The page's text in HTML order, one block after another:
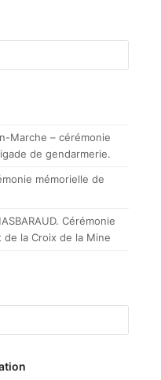
Marche – cérémonie
de gendarmerie.
mémorielle de
Cérémonie
la Croix de la Mine